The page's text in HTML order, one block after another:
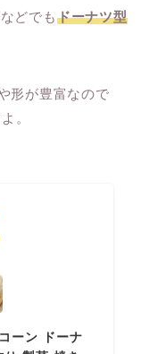
どでもドーナツ型
形が豊富なので
。
ーン ドーナ